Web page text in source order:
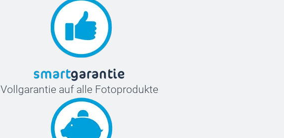
Vollgarantie auf alle Fotoprodukte